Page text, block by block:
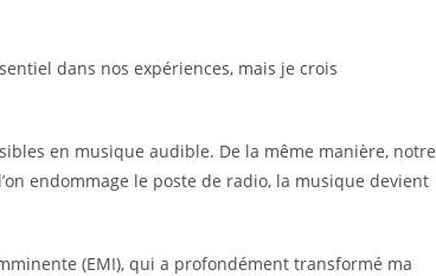
dans nos expériences, mais je crois
en musique audible. De la même manière, notre
endommage le poste de radio, la musique devient
(EMI), qui a profondément transformé ma